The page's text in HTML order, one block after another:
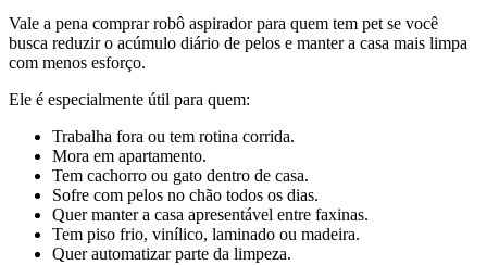
Vale a pena comprar robô aspirador para quem tem pet se você
busca reduzir o acúmulo diário de pelos e manter a casa mais limpa
com menos esforço.
Ele é especialmente útil para quem:
Trabalha fora ou tem rotina corrida.
Mora em apartamento.
Tem cachorro ou gato dentro de casa.
Sofre com pelos no chão todos os dias.
Quer manter a casa apresentável entre faxinas.
Tem piso frio, vinílico, laminado ou madeira.
Quer automatizar parte da limpeza.